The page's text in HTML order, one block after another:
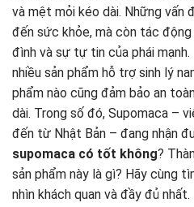
và mệt mỏi kéo dài. Những vấn
đến sức khỏe, mà còn tác
đình và sự tự tin của phái
nhiều sản phẩm hỗ trợ sinh lý
phẩm nào cũng đảm bảo an
dài. Trong số đó, Supomaca –
đến từ Nhật Bản – đang nhận
supomaca có tốt không?
sản phẩm này là gì? Hãy cùng
nhìn khách quan và đầy đủ nhất.